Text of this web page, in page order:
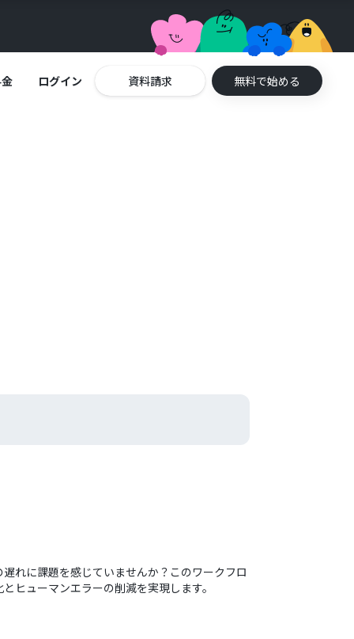
ログイン 資料請求 無料で始める
れに課題を感じていませんか？このワークフロ
ヒューマンエラーの削減を実現します。